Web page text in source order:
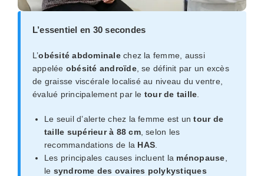
L’essentiel en 30 secondes
L’obésité abdominalechez la femme, aussi
appelée obésité androïde, se définit par un excès
de graisse viscérale localisé au niveau du ventre,
évalué principalement par le tour de taille
Le seuil d’alerte chez la femme est untour de
taille supérieur à 88 cm, selon les
recommandations de la HAS
Les principales causes incluent la ménopause
le syndrome des ovaires polykystiques